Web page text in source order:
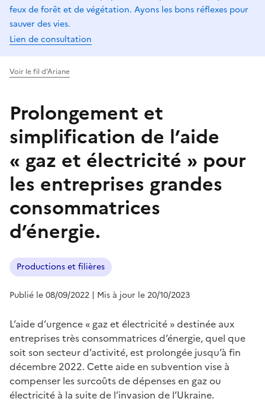
feux de forêt et de végétation. Ayons les bons réflexes pour
sauver des vies.
Lien de consultation
Voir le fil d'Ariane
Prolongement et
simplification de l’aide
« gaz et électricité » pour
les entreprises grandes
consommatrices
d’énergie.
Productions et filières
Publié le 08/09/2022 | Mis à jour le 20/10/2023
L’aide d’urgence « gaz et électricité » destinée aux
entreprises très consommatrices d’énergie, quel que
soit son secteur d’activité, est prolongée jusqu’à fin
décembre 2022. Cette aide en subvention vise à
compenser les surcoûts de dépenses en gaz ou
électricité à la suite de l’invasion de l’Ukraine.